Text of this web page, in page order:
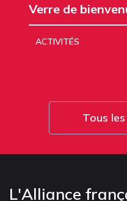
Verre de
ACTIVITÉS
Tous
L'Alliance